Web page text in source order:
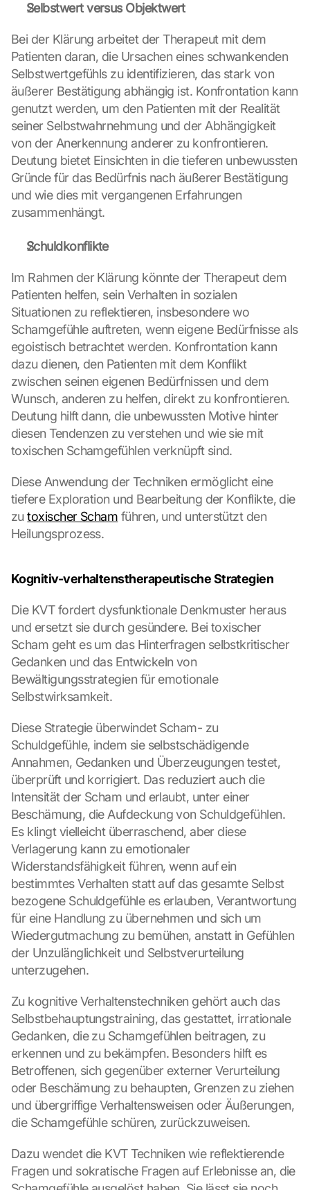
Selbstwert versus Objektwert
Bei der Klärung arbeitet der Therapeut mit dem
Patienten daran, die Ursachen eines schwankenden
Selbstwertgefühls zu identifizieren, das stark von
äußerer Bestätigung abhängig ist. Konfrontation kann
genutzt werden, um den Patienten mit der Realität
seiner Selbstwahrnehmung und der Abhängigkeit
von der Anerkennung anderer zu konfrontieren.
Deutung bietet Einsichten in die tieferen unbewussten
Gründe für das Bedürfnis nach äußerer Bestätigung
und wie dies mit vergangenen Erfahrungen
zusammenhängt.
Schuldkonflikte
Im Rahmen der Klärung könnte der Therapeut dem
Patienten helfen, sein Verhalten in sozialen
Situationen zu reflektieren, insbesondere wo
Schamgefühle auftreten, wenn eigene Bedürfnisse als
egoistisch betrachtet werden. Konfrontation kann
dazu dienen, den Patienten mit dem Konflikt
zwischen seinen eigenen Bedürfnissen und dem
Wunsch, anderen zu helfen, direkt zu konfrontieren.
Deutung hilft dann, die unbewussten Motive hinter
diesen Tendenzen zu verstehen und wie sie mit
toxischen Schamgefühlen verknüpft sind.
Diese Anwendung der Techniken ermöglicht eine
tiefere Exploration und Bearbeitung der Konflikte, die
zu toxischer Scham führen, und unterstützt den
Heilungsprozess.
Kognitiv-verhaltenstherapeutische Strategien
Die KVT fordert dysfunktionale Denkmuster heraus
und ersetzt sie durch gesündere. Bei toxischer
Scham geht es um das Hinterfragen selbstkritischer
Gedanken und das Entwickeln von
Bewältigungsstrategien für emotionale
Selbstwirksamkeit.
Diese Strategie überwindet Scham- zu
Schuldgefühle, indem sie selbstschädigende
Annahmen, Gedanken und Überzeugungen testet,
überprüft und korrigiert. Das reduziert auch die
Intensität der Scham und erlaubt, unter einer
Beschämung, die Aufdeckung von Schuldgefühlen.
Es klingt vielleicht überraschend, aber diese
Verlagerung kann zu emotionaler
Widerstandsfähigkeit führen, wenn auf ein
bestimmtes Verhalten statt auf das gesamte Selbst
bezogene Schuldgefühle es erlauben, Verantwortung
für eine Handlung zu übernehmen und sich um
Wiedergutmachung zu bemühen, anstatt in Gefühlen
der Unzulänglichkeit und Selbstverurteilung
unterzugehen.
Zu kognitive Verhaltenstechniken gehört auch das
Selbstbehauptungstraining, das gestattet, irrationale
Gedanken, die zu Schamgefühlen beitragen, zu
erkennen und zu bekämpfen. Besonders hilft es
Betroffenen, sich gegenüber externer Verurteilung
oder Beschämung zu behaupten, Grenzen zu ziehen
und übergriffige Verhaltensweisen oder Äußerungen,
die Schamgefühle schüren, zurückzuweisen.
Dazu wendet die KVT Techniken wie reflektierende
Fragen und sokratische Fragen auf Erlebnisse an, die